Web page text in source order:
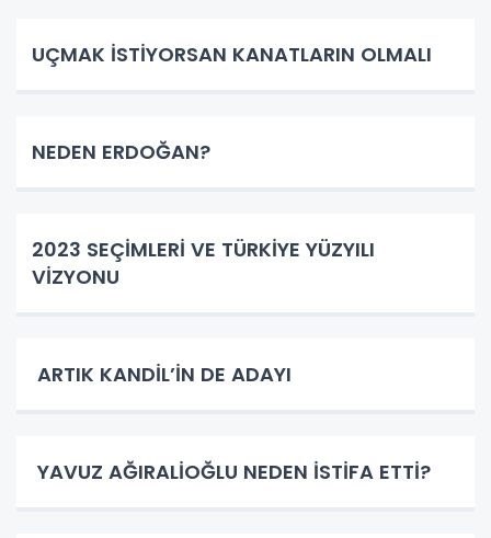
UÇMAK İSTİYORSAN KANATLARIN OLMALI
NEDEN ERDOĞAN?
2023 SEÇİMLERİ VE TÜRKİYE YÜZYILI
VİZYONU
ARTIK KANDİL’İN DE ADAYI
YAVUZ AĞIRALİOĞLU NEDEN İSTİFA ETTİ?